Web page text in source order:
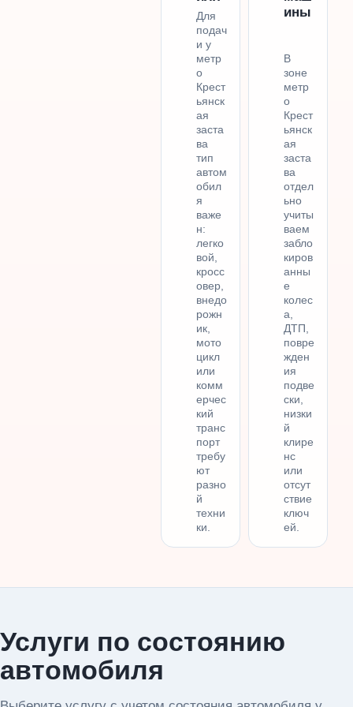
Для
подач
и у
метр
о
Крест
ьянск
ая
заста
ва
тип
автом
обил
я
важе
н:
легко
вой,
кросс
овер,
внедо
рожн
ик,
мото
цикл
или
комм
ерчес
кий
транс
порт
требу
ют
разно
й
техни
ки.
ины
В
зоне
метр
о
Крест
ьянск
ая
заста
ва
отдел
ьно
учиты
ваем
забло
киров
анны
е
колес
а,
ДТП,
повре
жден
ия
подве
ски,
низки
й
клире
нс
или
отсут
ствие
ключ
ей.
Услуги по состоянию
автомобиля